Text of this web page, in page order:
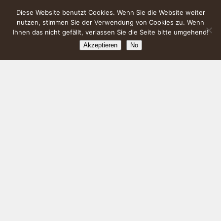
Diese Website benutzt Cookies. Wenn Sie die Website weiter
nutzen, stimmen Sie der Verwendung von Cookies zu. Wenn
Ihnen das nicht gefällt, verlassen Sie die Seite bitte umgehend!
Akzeptieren No